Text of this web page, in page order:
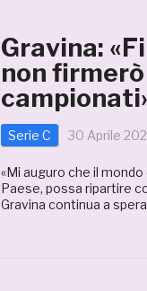
Gravina:
non
Serie C 30 Aprile
«Mi auguro che il
Paese, possa ripartire
Gravina continua a